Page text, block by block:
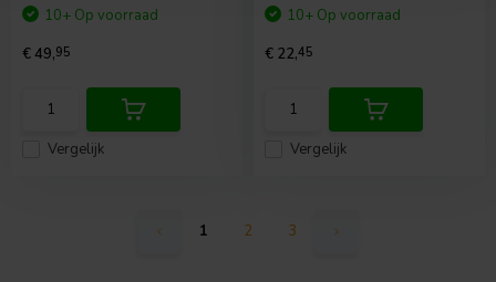
Vergelijk
10+ Op voorraad
€ 49,95
Vergelijk
10+ Op voorraad
€ 22,45
1 2 3